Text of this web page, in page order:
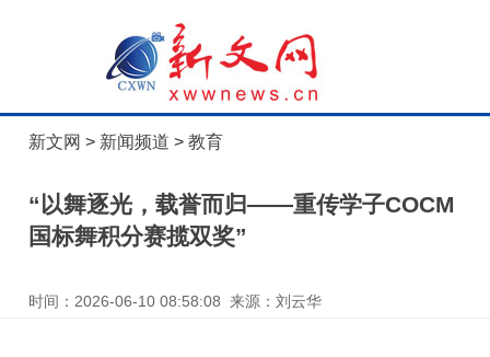
新文网 > 新闻频道 >教育
“以舞逐光，载誉而归——重传学子COCM
国标舞积分赛揽双奖”
时间：2026-06-10 08:58:08 来源：刘云华